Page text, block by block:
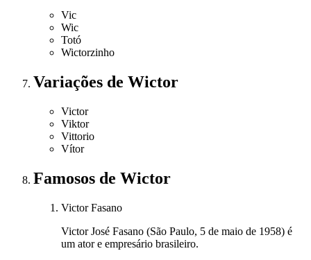
Vic
Wic
Totó
Wictorzinho
Variações de Wictor
Victor
Viktor
Vittorio
Vítor
Famosos de Wictor
Victor Fasano
Victor José Fasano (São Paulo, 5 de maio de 1958) é
um ator e empresário brasileiro.